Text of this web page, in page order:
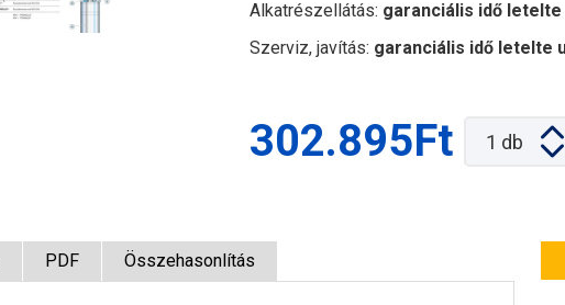
Alkatrészellátás: garanciális idő letelte
Szerviz, javítás: garanciális idő letelte
302.895Ft 1 db
PDF Összehasonlítás